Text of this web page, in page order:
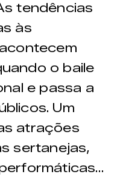
tendências
às
o baile
e passa a
Um
atrações
sertanejas,